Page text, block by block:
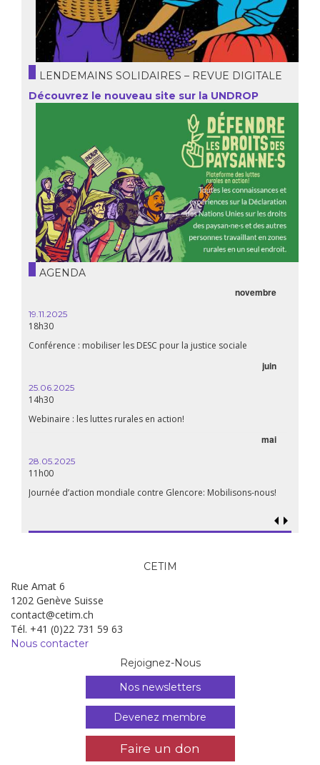
LENDEMAINS SOLIDAIRES – REVUE DIGITALE
Découvrez le nouveau site sur la UNDROP
AGENDA
novembre
19.11.2025
18h30
Conférence : mobiliser les DESC pour la justice sociale
juin
25.06.2025
14h30
Webinaire : les luttes rurales en action!
mai
28.05.2025
11h00
Journée d’action mondiale contre Glencore: Mobilisons-nous!
CETIM
Rue Amat 6
1202 Genève Suisse
contact@cetim.ch
Tél. +41 (0)22 731 59 63
Nous contacter
Rejoignez-Nous
Nos newsletters
Devenez membre
Faire un don